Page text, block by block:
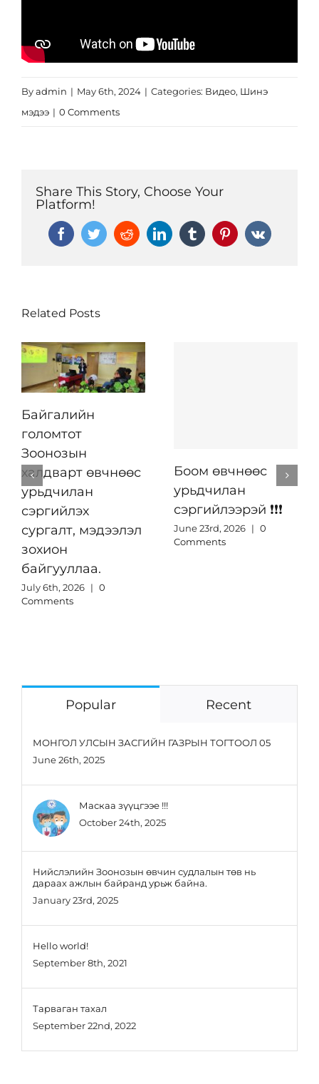
Нээлттэй ажлын байр
Тандалт судалгаа
Byadmin | May 6th, 2024 | Categories: Видео, Шинэ
мэдээ | 0 Comments
Share This Story, Choose Your
Platform!
FacebookTwitterRedditLinkedInTumblr Pinterest
Vk
Related Posts
Байгалийн
голомтот
Зоонозын
халдварт өвчнөөс
урьдчилан
сэргийлэх
сургалт, мэдээлэл
зохион
байгууллаа.
July 6th, 2026 | 0
Comments
Боом өвчнөөс
урьдчилан
сэргийлээрэй ❗️❗️❗️
June 23rd, 2026 | 0
Comments
Popular Recent
МОНГОЛ УЛСЫН ЗАСГИЙН ГАЗРЫН ТОГТООЛ 05
June 26th, 2025
Маскаа зүүцгээе !!!
October 24th, 2025
Нийслэлийн Зоонозын өвчин судлалын төв нь
дараах ажлын байранд урьж байна.
January 23rd, 2025
Hello world!
September 8th, 2021
Тарваган тахал
September 22nd, 2022